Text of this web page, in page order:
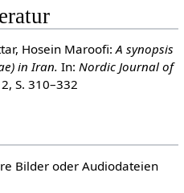
Hosein Maroofi:A synopsis
in Iran. In:Nordic Journal of
S. 310–332
Bilder oder Audiodateien